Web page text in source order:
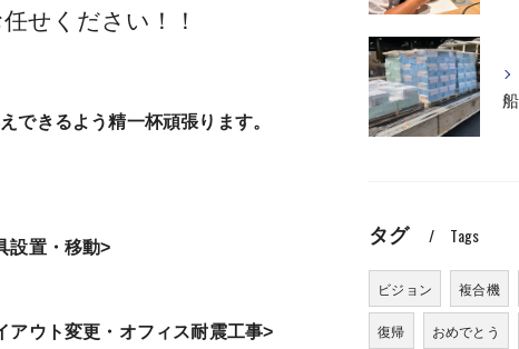
せください！！
できるよう精一杯頑張ります。
設置・移動>
ウト変更・オフィス耐震工事>
タグ Tags
ビジョン 複合機
復帰 おめでとう